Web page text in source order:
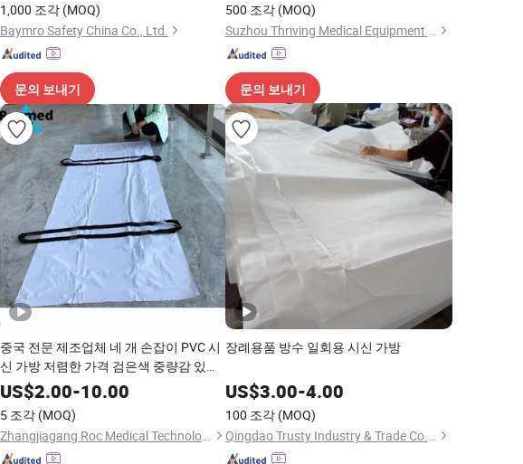
1,000 조각 (MOQ)
Baymro Safety China Co., Ltd.
문의 보내기
500 조각 (MOQ)
Suzhou Thriving Medical Equipment Corp.
문의 보내기
중국 전문 제조업체 네 개 손잡이 PVC 시
신 가방 저렴한 가격 검은색 중량감 있는
PEVA 시신 가방 장례용 제품 시신 가방
US$2.00-10.00
5 조각 (MOQ)
Zhangjiagang Roc Medical Technology Co., Ltd.
장례용품 방수 일회용 시신 가방
US$3.00-4.00
100 조각 (MOQ)
Qingdao Trusty Industry & Trade Co., Ltd.